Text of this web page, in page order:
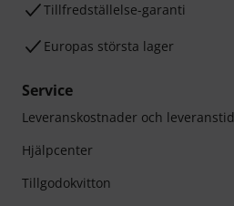
Tillfredställelse-garanti
Europas största lager
Service
Leveranskostnader och leveranstid
Hjälpcenter
Tillgodokvitton